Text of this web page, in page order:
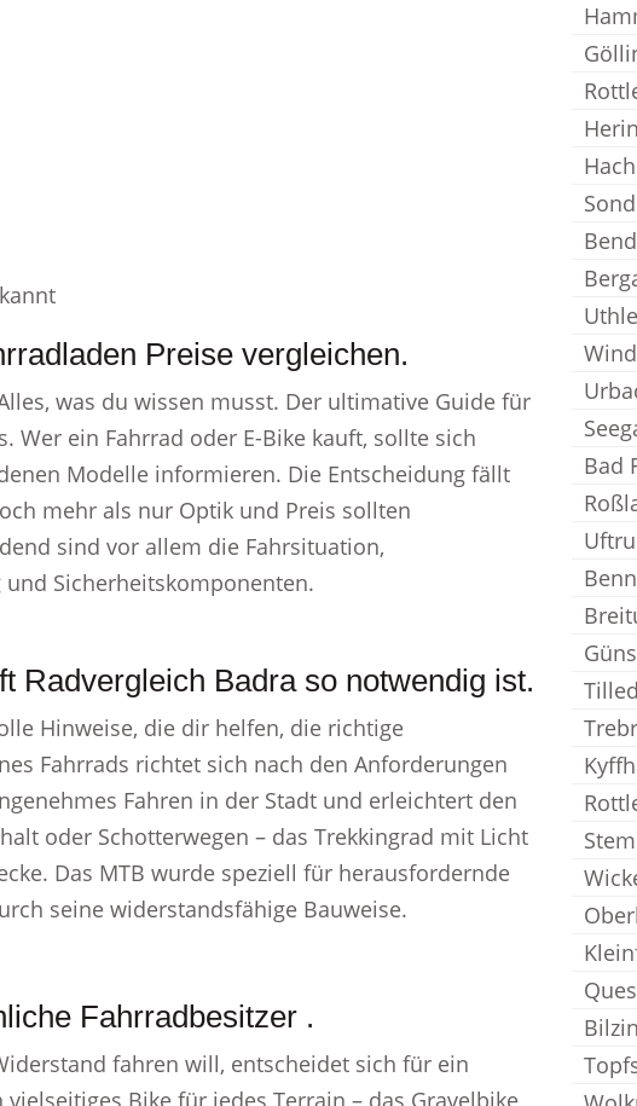
Preise vergleichen.
was du wissen musst. Der ultimative Guide für
Wer ein Fahrrad oder E-Bike kauft, sollte sich
Modelle informieren. Die Entscheidung fällt
mehr als nur Optik und Preis sollten
sind vor allem die Fahrsituation,
Sicherheitskomponenten.
Radvergleich Badra so notwendig ist.
Hinweise, die dir helfen, die richtige
Fahrrads richtet sich nach den Anforderungen
Fahren in der Stadt und erleichtert den
oder Schotterwegen – das Trekkingrad mit Licht
Das MTB wurde speziell für herausfordernde
seine widerstandsfähige Bauweise.
Fahrradbesitzer .
fahren will, entscheidet sich für ein
Bike für jedes Terrain – das Gravelbike
Bad